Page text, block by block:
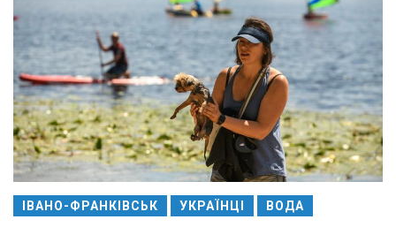
ІВАНО-ФРАНКІВСЬК УКРАЇНЦІ ВОДА